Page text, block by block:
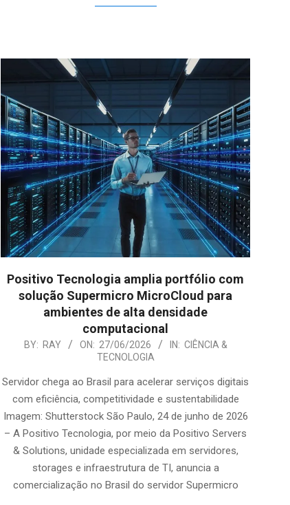
Positivo Tecnologia amplia portfólio com
solução Supermicro MicroCloud para
ambientes de alta densidade
computacional
2026-
27
BY: RAY ON: 27/06/2026 IN: CIÊNCIA &
TECNOLOGIA
Servidor chega ao Brasil para acelerar serviços digitais
com eficiência, competitividade e sustentabilidade
Imagem: Shutterstock São Paulo, 24 de junho de 2026
– A Positivo Tecnologia, por meio da Positivo Servers
& Solutions, unidade especializada em servidores,
storages e infraestrutura de TI, anuncia a
comercialização no Brasil do servidor Supermicro